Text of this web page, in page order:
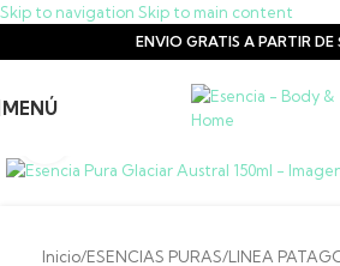
Skip to navigation Skip to main content
ENVIO GRATIS A PARTIR
MENÚ
Inicio/ESENCIAS PURAS/LINEA